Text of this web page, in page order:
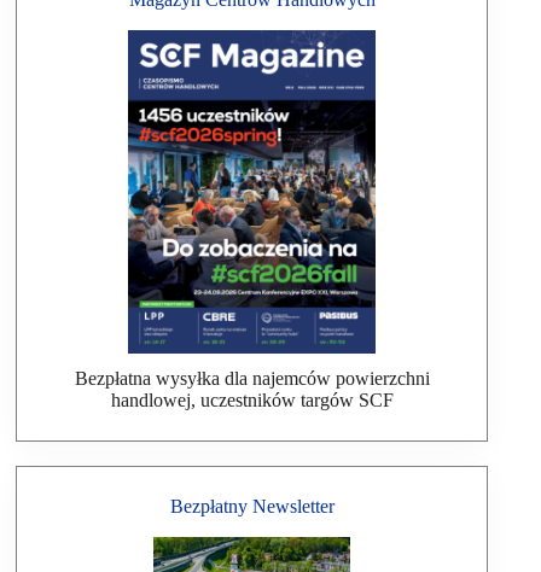
Bezpłatna wysyłka dla najemców powierzchni
handlowej, uczestników targów SCF
Bezpłatny Newsletter